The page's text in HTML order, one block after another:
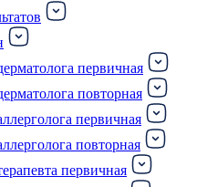
первичная
повторная
первичная
повторная
первичная